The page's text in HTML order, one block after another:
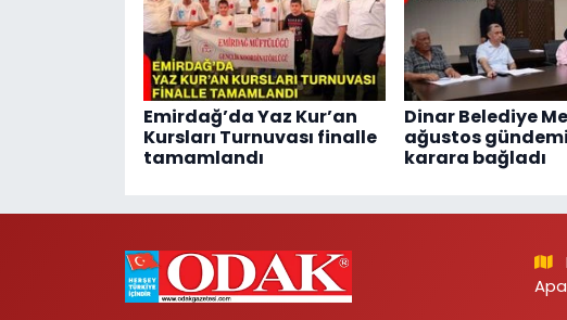
Emirdağ’da Yaz Kur’an
Kursları Turnuvası finalle
tamamlandı
Dinar Belediye
ağustos
karara bağladı